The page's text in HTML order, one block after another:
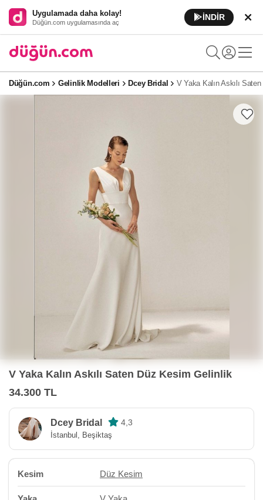
Uygulamada daha kolay!
Düğün.com uygulamasında aç
İNDİR
Düğün.com Gelinlik Modelleri Dcey Bridal V Yaka Kalın Askılı
V Yaka Kalın Askılı Saten Düz Kesim Gelinlik
34.300 TL
Dcey Bridal 4,3
İstanbul, Beşiktaş
Kesim Düz Kesim